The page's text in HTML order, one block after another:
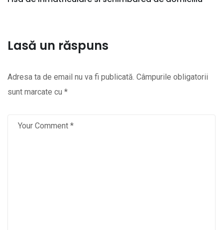
Lasă un răspuns
Adresa ta de email nu va fi publicată. Câmpurile obligatorii
sunt marcate cu *